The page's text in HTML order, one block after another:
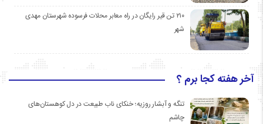
۲۱۰ تن قیر رایگان در راه معابر محلات فرسوده شهرستان مهدی
شهر
آخر هفته کجا برم ؟
تنگه و آبشار روزیه؛ خنکای ناب طبیعت در دل کوهستان‌های
چاشم